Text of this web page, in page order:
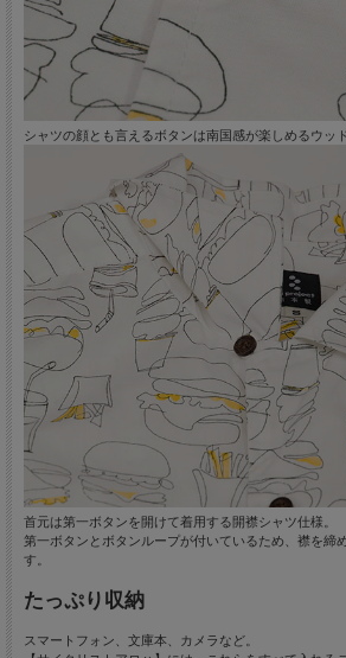
シャツの顔とも言えるボタンは南国感が楽しめるウッド
首元は第一ボタンを開けて着用する開襟シャツ仕様。
第一ボタンとボタンループが付いているため、襟を締
す。
たっぷり収納
スマートフォン、文庫本、カメラなど。